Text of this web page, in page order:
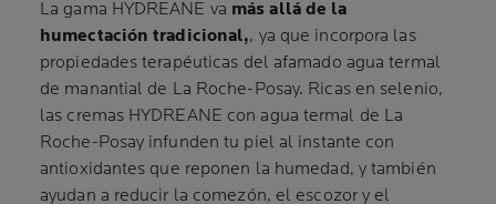
La gama HYDREANE va más allá de la
humectación tradicional,, ya que incorpora las
propiedades terapéuticas del afamado agua termal
de manantial de La Roche-Posay. Ricas en selenio,
las cremas HYDREANE con agua termal de La
Roche-Posay infunden tu piel al instante con
antioxidantes que reponen la humedad, y también
ayudan a reducir la comezón, el escozor y el